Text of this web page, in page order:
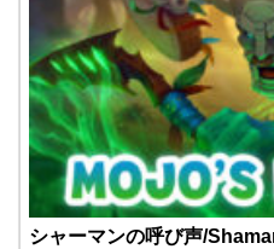
シャーマンの呼び声/